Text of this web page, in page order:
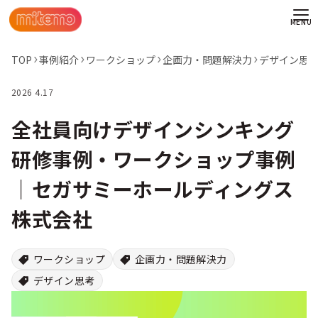
せ
TOP 事例紹介 ワークショップ 企画力・問題解決力 デザイン思考
2026 4.17
全社員向けデザインシンキング
研修事例・ワークショップ事例
｜セガサミーホールディングス
株式会社
ワークショップ
企画力・問題解決力
デザイン思考